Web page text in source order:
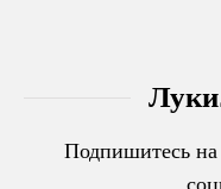
Подпишитесь